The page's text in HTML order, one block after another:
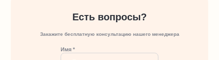
Есть вопросы?
Закажите бесплатную консультацию нашего менеджера
Имя *